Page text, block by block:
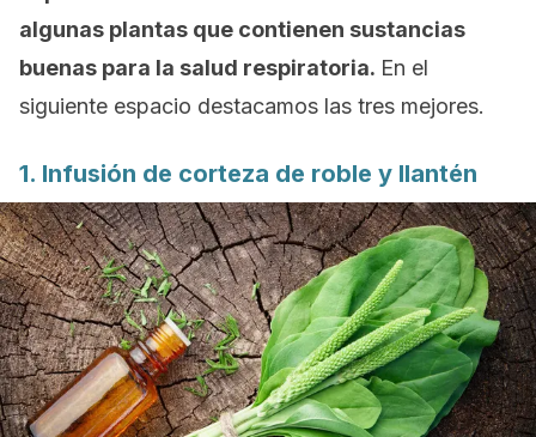
algunas plantas que contienen sustancias
buenas para la salud respiratoria. En el
siguiente espacio destacamos las tres mejores.
1. Infusión de corteza de roble y llantén